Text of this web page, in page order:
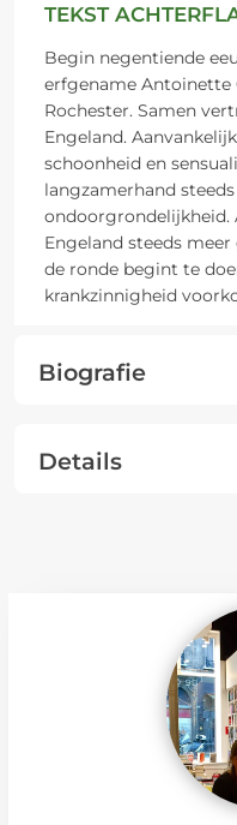
TEKST
Begin negentiende
erfgename Antoinette
Rochester. Samen
Engeland.
schoonheid en
langzamerhand
Engeland steeds
de ronde begint te
krankzinnigheid
Biografie
Details